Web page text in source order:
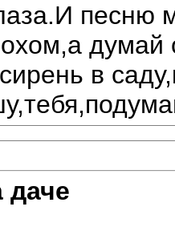
песню
думай
в
даче